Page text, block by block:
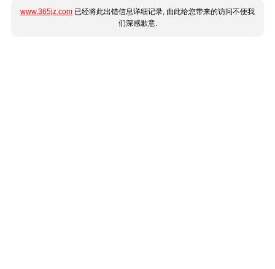
www.365jz.com 已经将此出错信息详细记录, 由此给您带来的访问不便我
们深感歉意.